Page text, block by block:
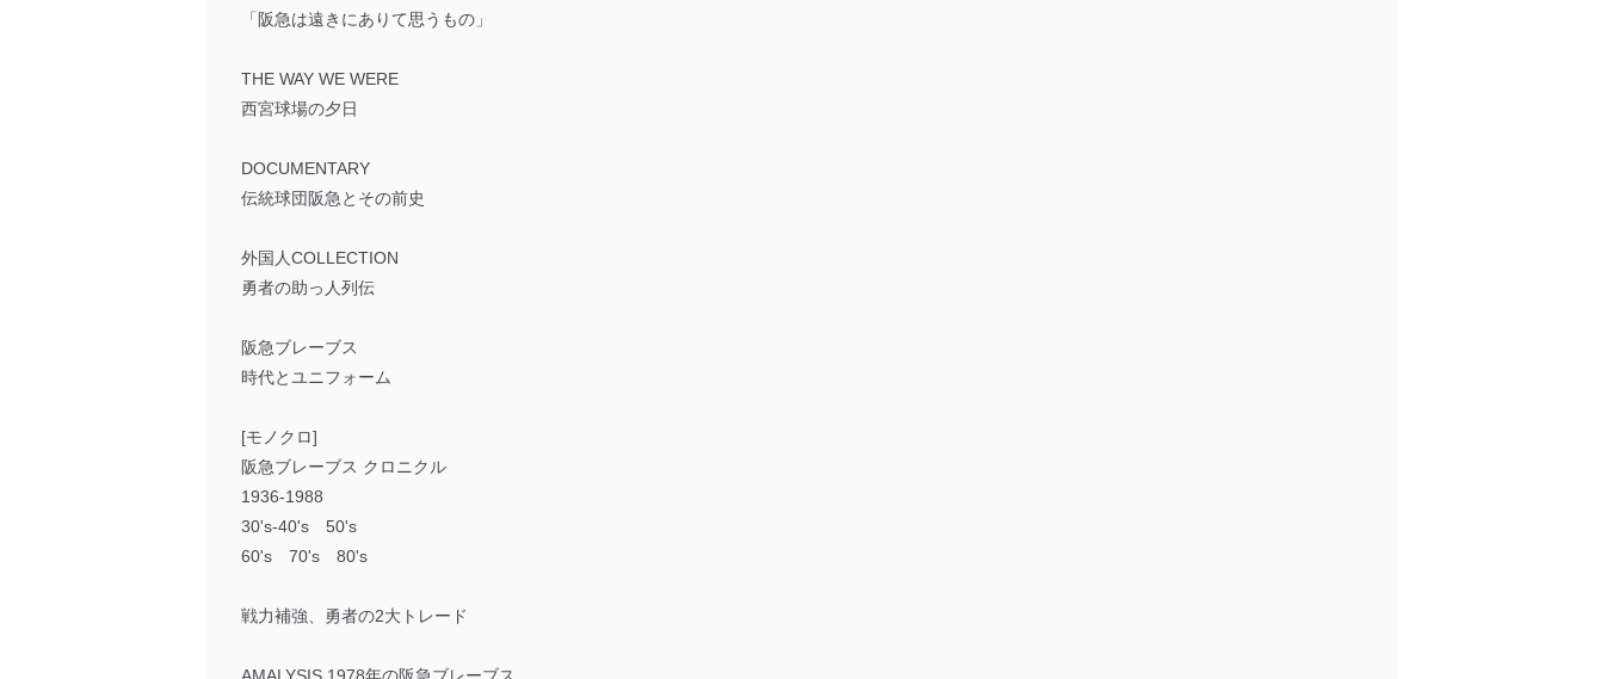
「阪急は遠きにありて思うもの」
THE WAY WE WERE
西宮球場の夕日
DOCUMENTARY
伝統球団阪急とその前史
外国人COLLECTION
勇者の助っ人列伝
阪急ブレーブス
時代とユニフォーム
[モノクロ]
阪急ブレーブス クロニクル
1936-1988
30's-40's 50's
60's 70's 80's
戦力補強、勇者の2大トレード